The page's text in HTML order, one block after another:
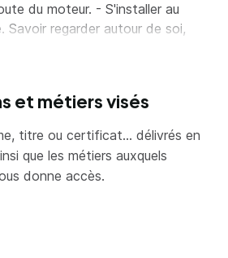
du moteur. - S'installer au
regarder autour de soi,
diriger le camion en marche
cinématique. - Savoir
de sécurité avant
sur le transport routier de
la réglementation sociale
des notions sur la
à la coordination des
et métiers visés
titre ou certificat... délivrés en
que les métiers auxquels
donne accès.